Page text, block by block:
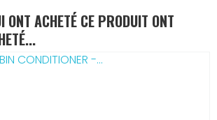
ONT ACHETÉ CE PRODUIT ONT